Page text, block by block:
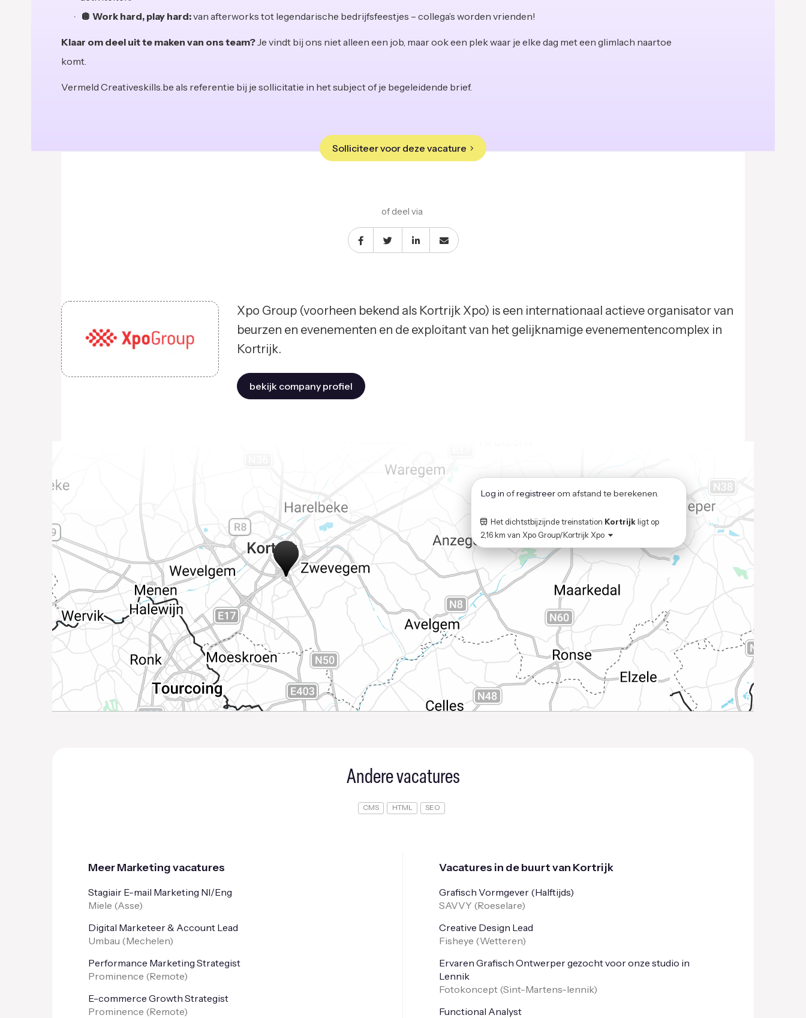
🪩 Work hard, play hard:van afterworks tot legendarische bedrijfsfeestjes – collega’s worden vrienden!
Klaar om deel uit te maken van ons team?Je vindt bij ons niet alleen een job, maar ook een plek waar je elke dag met een glimlach naartoe
komt.
Vermeld Creativeskills.be als referentie bij je sollicitatie in het subject of je begeleidende brief.
of deel via
Xpo Group (voorheen bekend als Kortrijk Xpo) is een internationaal actieve organisator van
beurzen en evenementen en de exploitant van het gelijknamige evenementencomplex in
Kortrijk.
bekijk company profiel
Log in ofregistreerom afstand te berekenen.
Het dichtstbijzijnde treinstation Kortrijkligt op
2,16 km van Xpo Group/Kortrijk Xpo
Andere vacatures
CMS HTML SEO
Meer Marketing vacatures
Stagiair E-mail Marketing Nl/Eng
Miele (Asse)
Digital Marketeer & Account Lead
Umbau (Mechelen)
Performance Marketing Strategist
Prominence (Remote)
E-commerce Growth Strategist
Prominence (Remote)
Vacatures in de buurt van Kortrijk
Grafisch Vormgever (Halftijds)
SAVVY (Roeselare)
Creative Design Lead
Fisheye (Wetteren)
Ervaren Grafisch Ontwerper gezocht voor onze studio in
Lennik
Fotokoncept (Sint-Martens-lennik)
Functional Analyst